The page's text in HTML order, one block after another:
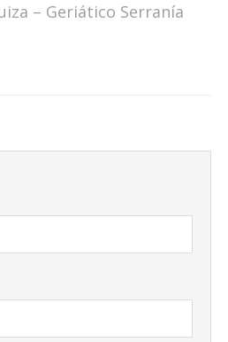
– Geriático Serranía